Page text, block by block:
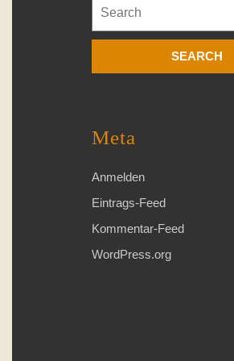
for:
Meta
Anmelden
Eintrags-Feed
Kommentar-Feed
WordPress.org